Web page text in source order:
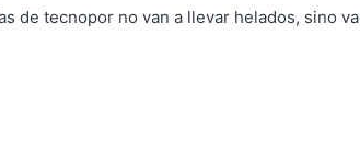
en
de tecnopor no van a llevar helados, sino